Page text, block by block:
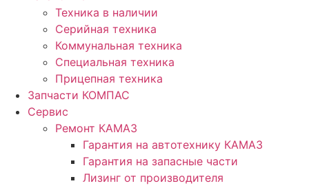
Техника в наличии
Серийная техника
Коммунальная техника
Специальная техника
Прицепная техника
Запчасти КОМПАС
Сервис
Ремонт КАМАЗ
Гарантия на автотехнику КАМАЗ
Гарантия на запасные части
Лизинг от производителя